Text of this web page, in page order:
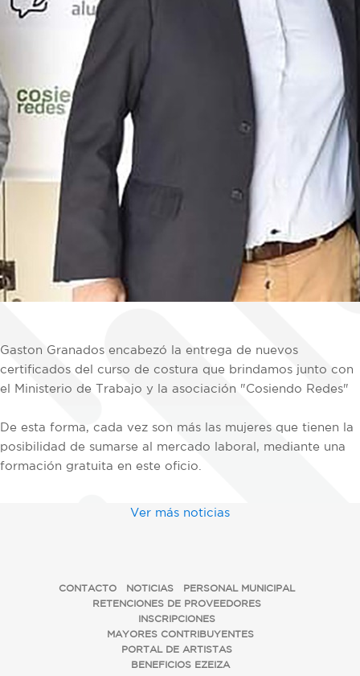
Gaston Granados encabezó la entrega de nuevos
certificados del curso de costura que brindamos junto con
el Ministerio de Trabajo y la asociación "Cosiendo Redes"
De esta forma, cada vez son más las mujeres que tienen la
posibilidad de sumarse al mercado laboral, mediante una
formación gratuita en este oficio.
Ver más noticias
CONTACTO NOTICIAS
PERSONAL MUNICIPAL
RETENCIONES DE PROVEEDORES
INSCRIPCIONES
MAYORES CONTRIBUYENTES
PORTAL DE ARTISTAS
BENEFICIOS EZEIZA